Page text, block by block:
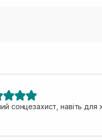
сонцезахист, навіть для